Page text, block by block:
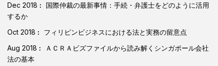
Dec 2018
国際仲裁の最新事情：手続・弁護士をどのように活用
するか
Oct 2018 フィリピンビジネスにおける法と実務の留意点
Aug 2018
ＡＣＲＡビズファイルから読み解くシンガポール会社
法の基本